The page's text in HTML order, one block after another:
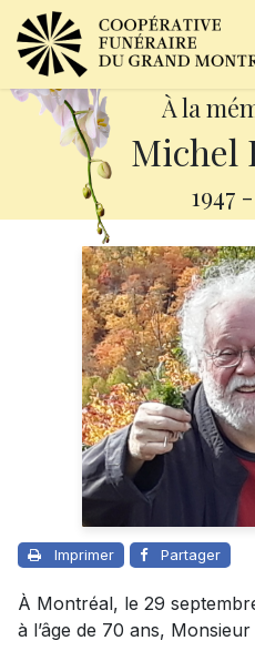
À la
Michel
1947 -
Imprimer Partager
À Montréal, le 29
à l’âge de 70 ans,